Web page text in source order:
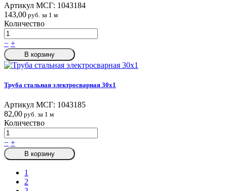
Артикул МСГ: 1043184
143,00 руб. за 1 м
Количество
− +
В корзину
Труба стальная электросварная 30x1
Артикул МСГ: 1043185
82,00 руб. за 1 м
Количество
− +
В корзину
1
2